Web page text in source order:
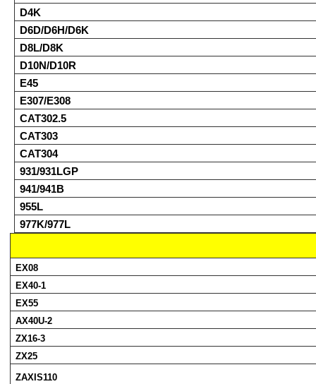
D4K
D6D/D6H/D6K
D8L/D8K
D10N/D10R
E45
E307/E308
CAT302.5
CAT303
CAT304
931/931LGP
941/941B
955L
977K/977L
EX08
EX40-1
EX55
AX40U-2
ZX16-3
ZX25
ZAXIS110